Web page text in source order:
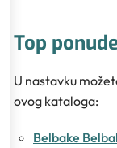
Top
U nastavku
ovog kataloga:
Belbake